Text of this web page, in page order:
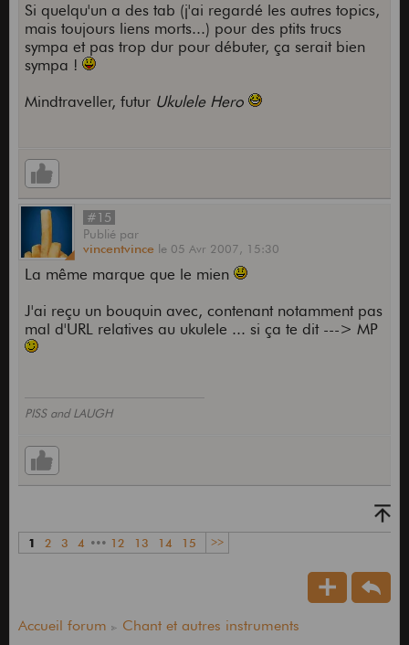
Si quelqu'un a des tab (j'ai regardé les autres topics,
mais toujours liens morts...) pour des ptits trucs
sympa et pas trop dur pour débuter, ça serait bien
sympa !
Mindtraveller, futur Ukulele Hero
#15
Publié par
vincentvince le 05 Avr 2007, 15:30
La même marque que le mien
J'ai reçu un bouquin avec, contenant notamment pas
mal d'URL relatives au ukulele ... si ça te dit ---> MP
PISS and LAUGH
1 2 3 4 ••• 12 13 14 15 >>
Accueil forum Chant et autres instruments